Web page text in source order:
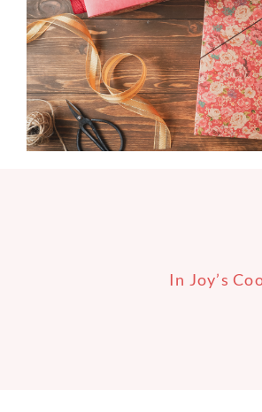
In Joy’s